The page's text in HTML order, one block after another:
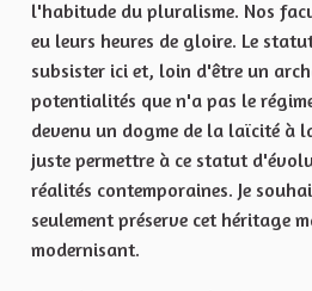
l'habitude du pluralisme. Nos
eu leurs heures de gloire. Le
subsister ici et, loin d'être un
potentialités que n'a pas le
devenu un dogme de la laïcité à
juste permettre à ce statut
réalités contemporaines. Je
seulement préserve cet héritage
modernisant.